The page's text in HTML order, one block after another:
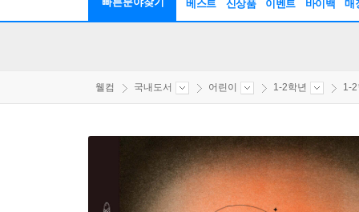
베스트 신상품 이벤트 바이백 매
웰컴 국내도서 어린이 1-2학년 1-